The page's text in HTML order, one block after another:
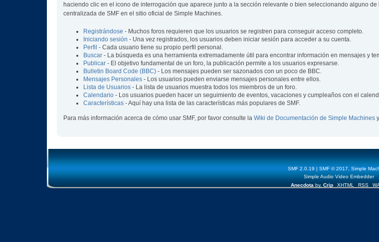
haciendo clic en el icono de interrogación que aparece junto a la sección relevante o bien seleccionando alguno
centralizada de SMF en el sitio oficial de Simple Machines.
Registrándose - Muchos foros requieren que los usuarios se registren para conseguir acceso completo.
Iniciando sesión - Una vez registrados, los usuarios deben iniciar sesión para acceder a su cuenta.
Perfil - Cada usuario tiene su propio perfil personal.
Buscar- La búsqueda es una herramienta extremadamente útil para encontrar información en mensajes y
Publicar- El objetivo fundamental de un foro, la publicación permite a los usuarios expresarse.
Bulletin Board Code (BBC) - Los mensajes pueden ser sazonados con un poco de BBC.
Mensajes Personales- Los usuarios pueden enviarse mensajes personales entre ellos.
Lista de Usuarios- La lista de usuarios muestra todos los miembros de un foro.
Calendario- Los usuarios pueden hacer un seguimiento de eventos, vacaciones y cumpleaños con el
Características- Aquí hay una lista de las características más populares de SMF.
Para más información acerca de cómo usar SMF, por favor consulte la Wiki de Documentación de Simple Machinesy
SMF 2.0.19 | SMF © 2017
Simple
Simple Audio Video Embedder
Anecdota by, Crip XHTML RSS